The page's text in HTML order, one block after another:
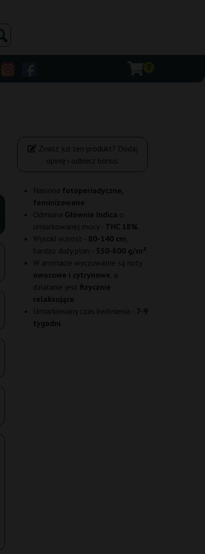
Znasz już ten produkt? Dodaj
opinię i odbierz bonus.
Nasiona fotoperiodyczne,
feminizowane
Odmiana Głównie Indica o
umiarkowanej mocy - THC 18%
Wysoki wzrost - 80-140 cm
bardzo duży plon - 550-600 g/m²
W aromacie wyczuwalne są nuty
owocowe i cytrynowe , a
działanie jest fizycznie
relaksujące
Umiarkowany czas kwitnienia - 7-9
tygodni